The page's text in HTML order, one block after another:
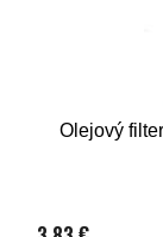
Olejový